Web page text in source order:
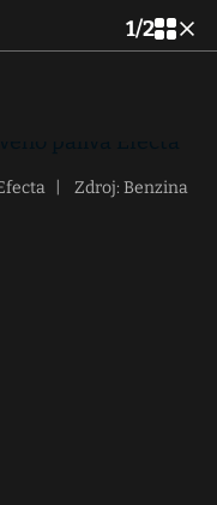
1/2
Zdroj: Benzina